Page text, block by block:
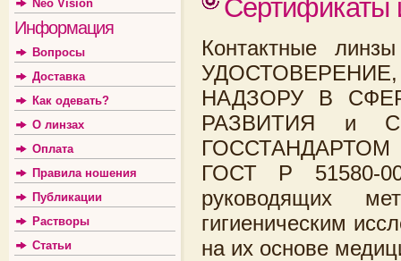
Neo Vision
Информация
Вопросы
Доставка
Как одевать?
О линзах
Оплата
Правила ношения
Публикации
Растворы
Статьи
Сертификаты
Контактные
НАДЗОРУ В
РАЗВИТИЯ и
ГОССТАНДАРТОМ
ГОСТ Р 51580-
руководящих
гигиеническим
на их основе